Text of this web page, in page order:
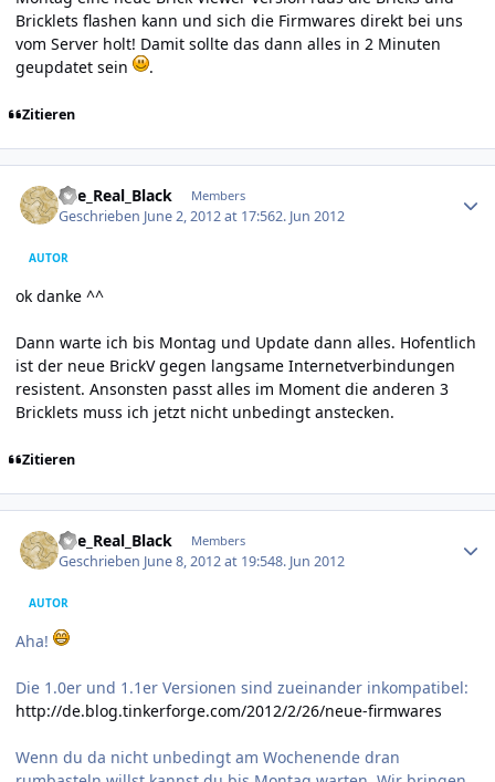
Bricklets flashen kann und sich die Firmwares direkt bei uns
vom Server holt! Damit sollte das dann alles in 2 Minuten
geupdatet sein
.
Zitieren
The_Real_Black Members
Geschrieben June 2, 2012 at 17:562. Jun 2012
AUTOR
ok danke ^^
Dann warte ich bis Montag und Update dann alles. Hofentlich
ist der neue BrickV gegen langsame Internetverbindungen
resistent. Ansonsten passt alles im Moment die anderen 3
Bricklets muss ich jetzt nicht unbedingt anstecken.
Zitieren
The_Real_Black Members
Geschrieben June 8, 2012 at 19:548. Jun 2012
AUTOR
Aha!
Die 1.0er und 1.1er Versionen sind zueinander inkompatibel:
http://de.blog.tinkerforge.com/2012/2/26/neue-firmwares
Wenn du da nicht unbedingt am Wochenende dran